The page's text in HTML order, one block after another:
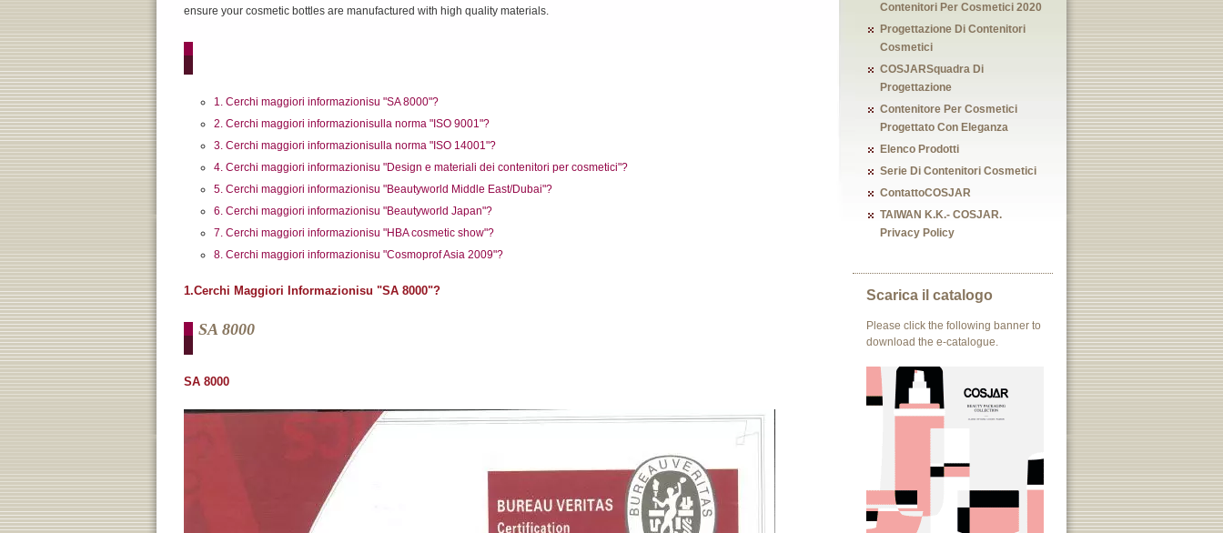
ensure your cosmetic bottles are manufactured with high quality materials.
1. Cerchi maggiori informazionisu "SA 8000"?
2. Cerchi maggiori informazionisulla norma "ISO 9001"?
3. Cerchi maggiori informazionisulla norma "ISO 14001"?
4. Cerchi maggiori informazionisu "Design e materiali dei contenitori per cosmetici"?
5. Cerchi maggiori informazionisu "Beautyworld Middle East/Dubai"?
6. Cerchi maggiori informazionisu "Beautyworld Japan"?
7. Cerchi maggiori informazionisu "HBA cosmetic show"?
8. Cerchi maggiori informazionisu "Cosmoprof Asia 2009"?
1.Cerchi Maggiori Informazionisu "SA 8000"?
SA 8000
SA 8000
Contenitori Per Cosmetici 2020
Progettazione Di Contenitori
Cosmetici
COSJARSquadra Di
Progettazione
Contenitore Per Cosmetici
Progettato Con Eleganza
Elenco Prodotti
Serie Di Contenitori Cosmetici
ContattoCOSJAR
TAIWAN K.K.- COSJAR.
Privacy Policy
Scarica il catalogo
Please click the following banner to
download the e-catalogue.